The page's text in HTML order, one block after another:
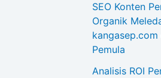
SEO Konten
Organik
kangasep.com
Pemula
Analisis ROI